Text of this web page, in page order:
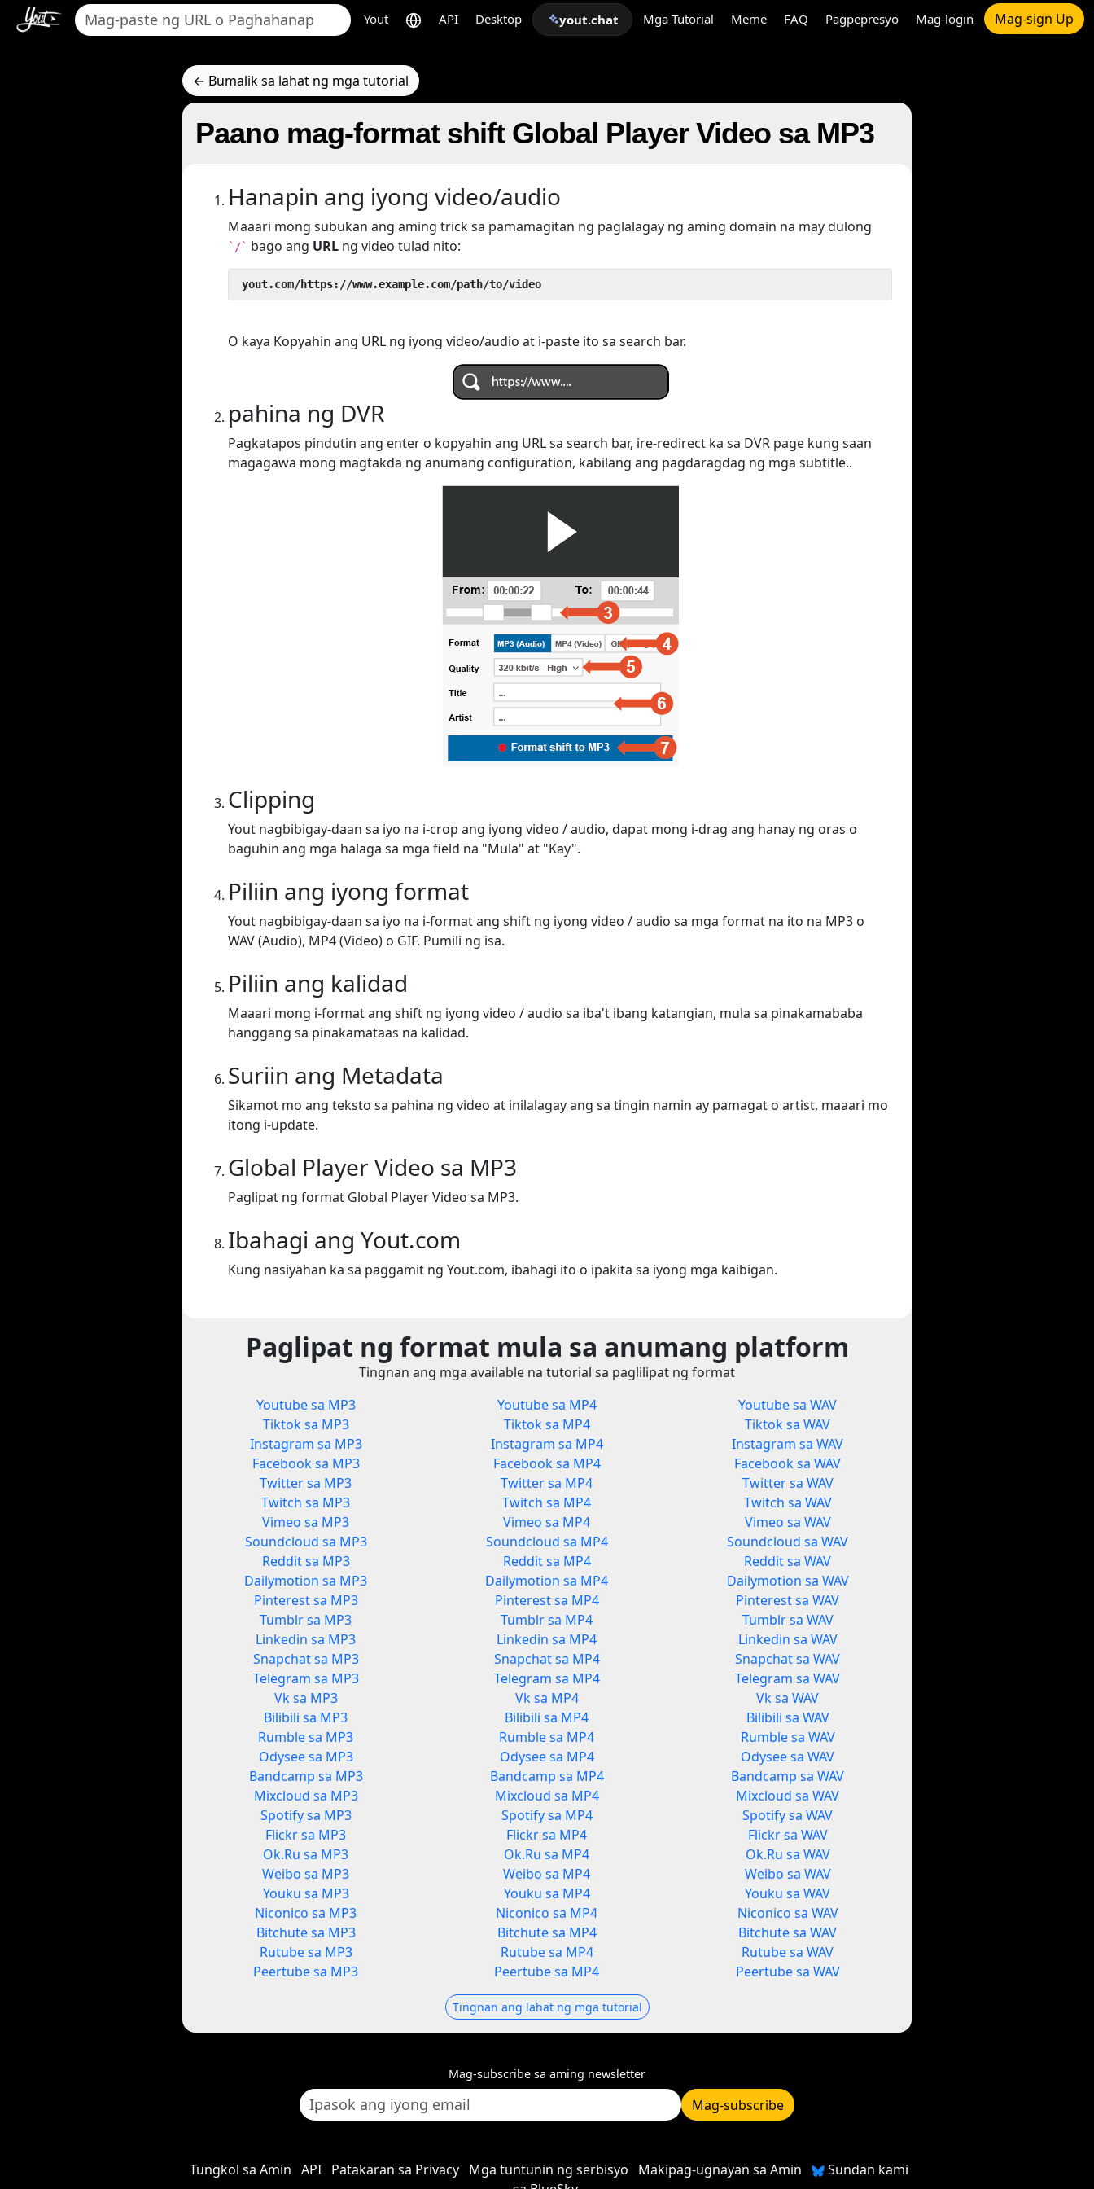
Yout API Desktop yout.chat Mga Tutorial Meme FAQ Pagpepresyo Mag-login Mag-sign Up
← Bumalik sa lahat ng mga tutorial
Paano mag-format shift Global Player Video sa MP3
Hanapin ang iyong video/audio
Maaari mong subukan ang aming trick sa pamamagitan ng paglalagay ng aming domain na may dulong
`/` bago ang URL ng video tulad nito:
yout.com/https://www.example.com/path/to/video
O kaya Kopyahin ang URL ng iyong video/audio at i-paste ito sa search bar.
pahina ng DVR
Pagkatapos pindutin ang enter o kopyahin ang URL sa search bar, ire-redirect ka sa DVR page kung saan
magagawa mong magtakda ng anumang configuration, kabilang ang pagdaragdag ng mga subtitle..
Clipping
Yout nagbibigay-daan sa iyo na i-crop ang iyong video / audio, dapat mong i-drag ang hanay ng oras o
baguhin ang mga halaga sa mga field na "Mula" at "Kay".
Piliin ang iyong format
Yout nagbibigay-daan sa iyo na i-format ang shift ng iyong video / audio sa mga format na ito na MP3 o
WAV (Audio), MP4 (Video) o GIF. Pumili ng isa.
Piliin ang kalidad
Maaari mong i-format ang shift ng iyong video / audio sa iba't ibang katangian, mula sa pinakamababa
hanggang sa pinakamataas na kalidad.
Suriin ang Metadata
Sikamot mo ang teksto sa pahina ng video at inilalagay ang sa tingin namin ay pamagat o artist, maaari mo
itong i-update.
Global Player Video sa MP3
Paglipat ng format Global Player Video sa MP3.
Ibahagi ang Yout.com
Kung nasiyahan ka sa paggamit ng Yout.com, ibahagi ito o ipakita sa iyong mga kaibigan.
Paglipat ng format mula sa anumang platform
Tingnan ang mga available na tutorial sa paglilipat ng format
Youtube sa MP3
Tiktok sa MP3
Instagram sa MP3
Facebook sa MP3
Twitter sa MP3
Twitch sa MP3
Vimeo sa MP3
Soundcloud sa MP3
Reddit sa MP3
Dailymotion sa MP3
Pinterest sa MP3
Tumblr sa MP3
Linkedin sa MP3
Snapchat sa MP3
Telegram sa MP3
Vk sa MP3
Bilibili sa MP3
Rumble sa MP3
Odysee sa MP3
Bandcamp sa MP3
Mixcloud sa MP3
Spotify sa MP3
Flickr sa MP3
Ok.Ru sa MP3
Weibo sa MP3
Youku sa MP3
Niconico sa MP3
Bitchute sa MP3
Rutube sa MP3
Peertube sa MP3
Youtube sa MP4
Tiktok sa MP4
Instagram sa MP4
Facebook sa MP4
Twitter sa MP4
Twitch sa MP4
Vimeo sa MP4
Soundcloud sa MP4
Reddit sa MP4
Dailymotion sa MP4
Pinterest sa MP4
Tumblr sa MP4
Linkedin sa MP4
Snapchat sa MP4
Telegram sa MP4
Vk sa MP4
Bilibili sa MP4
Rumble sa MP4
Odysee sa MP4
Bandcamp sa MP4
Mixcloud sa MP4
Spotify sa MP4
Flickr sa MP4
Ok.Ru sa MP4
Weibo sa MP4
Youku sa MP4
Niconico sa MP4
Bitchute sa MP4
Rutube sa MP4
Peertube sa MP4
Youtube sa WAV
Tiktok sa WAV
Instagram sa WAV
Facebook sa WAV
Twitter sa WAV
Twitch sa WAV
Vimeo sa WAV
Soundcloud sa WAV
Reddit sa WAV
Dailymotion sa WAV
Pinterest sa WAV
Tumblr sa WAV
Linkedin sa WAV
Snapchat sa WAV
Telegram sa WAV
Vk sa WAV
Bilibili sa WAV
Rumble sa WAV
Odysee sa WAV
Bandcamp sa WAV
Mixcloud sa WAV
Spotify sa WAV
Flickr sa WAV
Ok.Ru sa WAV
Weibo sa WAV
Youku sa WAV
Niconico sa WAV
Bitchute sa WAV
Rutube sa WAV
Peertube sa WAV
Tingnan ang lahat ng mga tutorial
Mag-subscribe sa aming newsletter
Mag-subscribe
Tungkol sa Amin API Patakaran sa Privacy Mga tuntunin ng serbisyo Makipag-ugnayan sa Amin
Sundan kami